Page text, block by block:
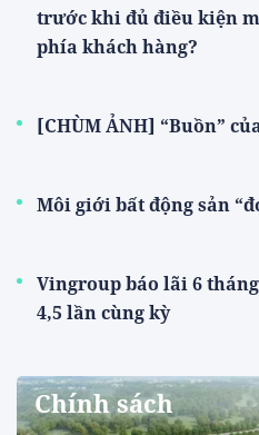
trước khi đủ điều kiện
phía khách hàng?
[CHÙM ẢNH] “Buồn”
Môi giới bất động sản
Vingroup báo lãi 6
4,5 lần cùng kỳ
Chính sách